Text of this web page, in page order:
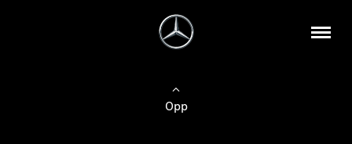
Opp